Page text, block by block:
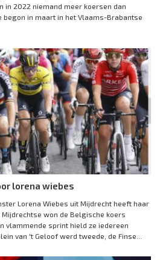
in 2022 niemand meer koersen dan
begon in maart in het Vlaams-Brabantse
lorena wiebes
Lorena Wiebes uit Mijdrecht heeft haar
won de Belgische koers
vlammende sprint hield ze iedereen
van 't Geloof werd tweede, de Finse...